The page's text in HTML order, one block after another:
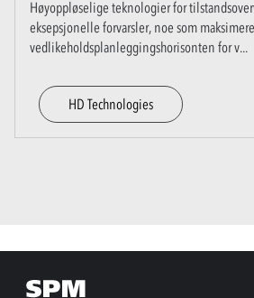
Høyoppløselige teknologier for
eksepsjonelle forvarsler, noe som
vedlikeholdsplanleggingshorisonten for v...
HD Technologies